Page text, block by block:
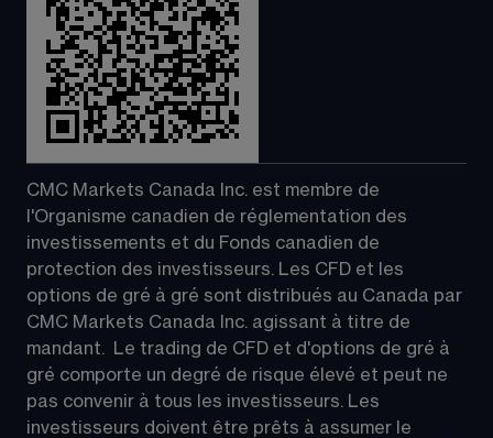
CMC Markets Canada Inc. est membre de
l'Organisme canadien de réglementation des
investissements et du Fonds canadien de
protection des investisseurs. Les CFD et les
options de gré à gré sont distribués au Canada par
CMC Markets Canada Inc. agissant à titre de
mandant.  Le trading de CFD et d'options de gré à
gré comporte un degré de risque élevé et peut ne
pas convenir à tous les investisseurs. Les
investisseurs doivent être prêts à assumer le